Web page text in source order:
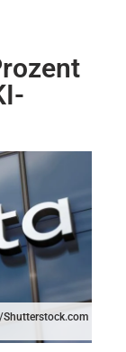
Shutterstock.com